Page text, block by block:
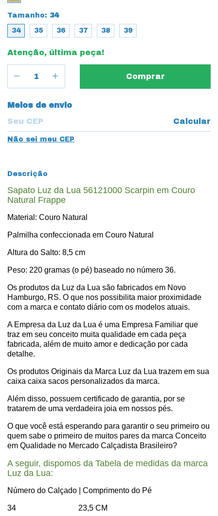
Tamanho: 34
34 35 36 37 38 39
Atenção, última peça!
Entregas para o CEP:
Meios de envio
Calcular
Não sei meu CEP
Descrição
Sapato Luz da Lua 56121000 Scarpin em Couro
Natural Frappe
Material: Couro Natural
Palmilha confeccionada em Couro Natural
Altura do Salto: 8,5 cm
Peso: 220 gramas (o pé) baseado no número 36.
Os produtos da Luz da Lua são fabricados em Novo
Hamburgo, RS. O que nos possibilita maior proximidade
com a marca e contato diário com os modelos atuais.
A Empresa da Luz da Lua é uma Empresa Familiar que
traz em seu conceito muita qualidade em cada peça
fabricada, além de muito amor e dedicação por cada
detalhe.
Os produtos Originais da Marca Luz da Lua trazem em sua
caixa caixa sacos personalizados da marca.
Além disso, possuem certificado de garantia, por se
tratarem de uma verdadeira joia em nossos pés.
O que você está esperando para garantir o seu primeiro ou
quem sabe o primeiro de muitos pares da marca Conceito
em Qualidade no Mercado Calçadista Brasileiro?
A seguir, dispomos da Tabela de medidas da marca
Luz da Lua:
Número do Calçado | Comprimento do Pé
34 23,5 CM